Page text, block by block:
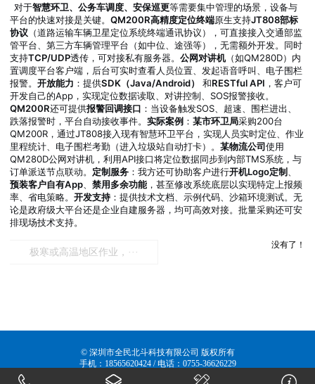
对于智慧环卫、公务车调度、安保巡更等需要集中管理的场景，设备与
平台的快速对接是关键。QM200R高精度定位终端原生支持JT808部标
协议 （道路运输车辆卫星定位系统终端通讯协议），可直接接入交通部监
管平台、第三方车辆管理平台（如中位、途强等），无需额外开发。同时
支持TCP/UDP透传，可对接私有服务器。公网对讲机 （如QM280D）内
置调度平台客户端，后台可实时查看人员位置、发起语音呼叫、电子围栏
报警。开放能力 ：提供SDK（Java/Android） 和RESTful API ，客户可
开发自己的App，实现定位数据读取、对讲控制、SOS报警接收。
QM200R还可提供报警回调接口 ：当设备触发SOS、超速、围栏进出、
跌落报警时，平台自动接收事件。实际案例 ：某市环卫局采购200台
QM200R，通过JT808接入现有智慧环卫平台，实现人员实时定位、作业
里程统计、电子围栏考勤（进入垃圾站自动打卡）。某物流公司使用
QM280D公网对讲机，利用API接口将定位数据同步到内部TMS系统，与
订单派送节点联动。 定制服务 ：我方还可协助客户进行开机Logo定制
预装客户自有App 、禁用多余功能 ，甚至修改系统底层以实现特定上报频
率、省电策略。开发支持 ：提供技术文档、示例代码、沙箱环境测试。无
论是政府级大平台还是企业自建服务器，均可高效对接。批量采购还可安
排现场技术支持。
极寒或高温地区作业，···
没有了！
© 深圳市全民北斗科技有限公司 版权所有
手机：18565620424 / 电话：0755-36626229